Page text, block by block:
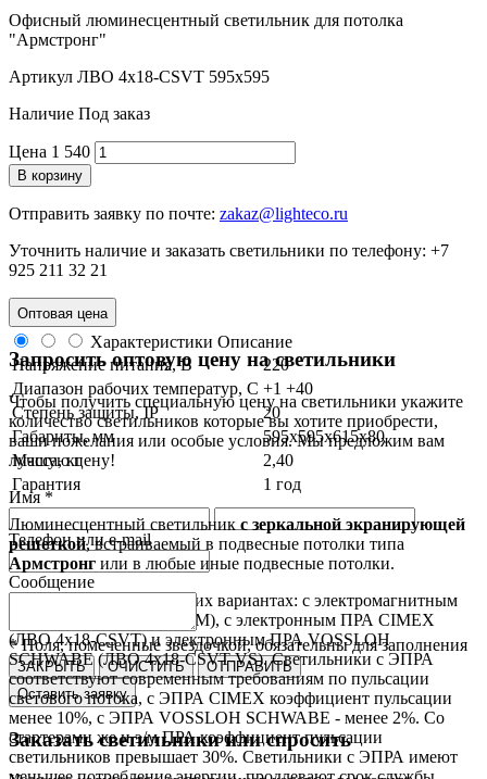
Офисный люминесцентный светильник для потолка
"Армстронг"
Артикул ЛВО 4х18-CSVT 595x595
Наличие Под заказ
Цена 1 540
В корзину
Отправить заявку по почте: zakaz@lighteco.ru
Уточнить наличие и заказать светильники по телефону: +7
925 211 32 21
Оптовая цена
Запросить оптовую цену на светильники
Чтобы получить специальную цену на светильники укажите
количество светильников которые вы хотите приобрести,
ваши пожелания или особые условия. Мы предложим вам
лучшую цену!
Имя *
Телефон или e-mail
Сообщение
* Поля, помеченные звездочкой, обязательны для заполнения
ЗАКРЫТЬ ОЧИСТИТЬ
ОТПРАВИТЬ
Оставить заявку
Заказать светильники или спросить
Характеристики Описание
Напряжение питания, В
220
Диапазон рабочих температур, С +1 +40
Степень защиты, IP
20
Габариты, мм
595х595х615х80
Масса, кг
2,40
Гарантия
1 год
Люминесцентный светильник с зеркальной экранирующей
решеткой, встраиваемый в подвесные потолки типа
Армстронг или в любые иные подвесные потолки.
Выпускаются в нескольких вариантах: с электромагнитным
ПРА (ЛВО 4х18-CSVT-EM), с электронным ПРА CIMEX
(ЛВО 4х18-CSVT) и электронным ПРА VOSSLOH
SCHWABE (ЛВО 4х18-CSVT-VS). Светильники с ЭПРА
соответствуют современным требованиям по пульсации
светового потока, с ЭПРА CIMEX коэффициент пульсации
менее 10%, с ЭПРА VOSSLOH SCHWABE - менее 2%. Со
стартерами же и э/м ПРА коэффициент пульсации
светильников превышает 30%. Светильники с ЭПРА имеют